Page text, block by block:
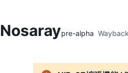
Nosaraypre-alpha